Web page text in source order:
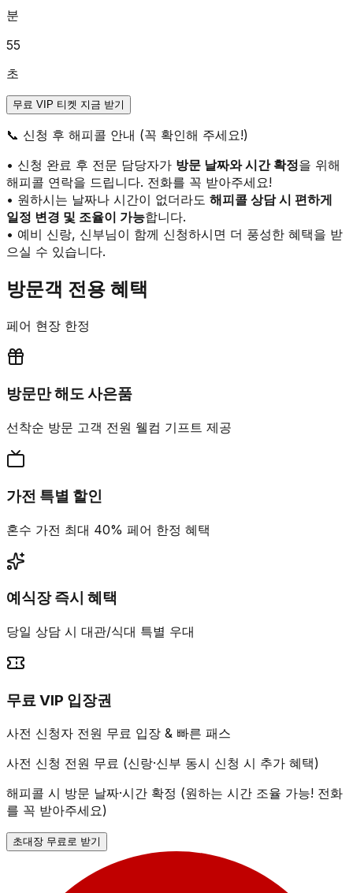
분
55
초
무료 VIP 티켓 지금 받기
📞 신청 후 해피콜 안내 (꼭 확인해 주세요!)
• 신청 완료 후 전문 담당자가 방문 날짜와 시간 확정을 위해
해피콜 연락을 드립니다. 전화를 꼭 받아주세요!
• 원하시는 날짜나 시간이 없더라도 해피콜 상담 시 편하게
일정 변경 및 조율이 가능합니다.
• 예비 신랑, 신부님이 함께 신청하시면 더 풍성한 혜택을 받
으실 수 있습니다.
방문객 전용 혜택
페어 현장 한정
방문만 해도 사은품
선착순 방문 고객 전원 웰컴 기프트 제공
가전 특별 할인
혼수 가전 최대 40% 페어 한정 혜택
예식장 즉시 혜택
당일 상담 시 대관/식대 특별 우대
무료 VIP 입장권
사전 신청자 전원 무료 입장 & 빠른 패스
사전 신청 전원 무료 (신랑·신부 동시 신청 시 추가 혜택)
해피콜 시 방문 날짜·시간 확정 (원하는 시간 조율 가능! 전화
를 꼭 받아주세요)
초대장 무료로 받기